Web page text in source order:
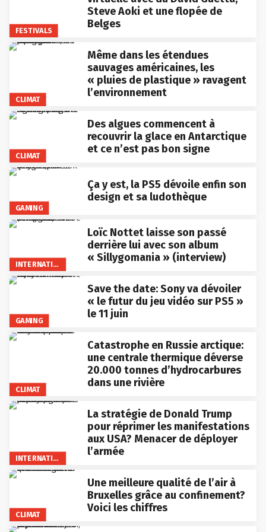
FESTIVALS
Steve Aoki et une flopée de
Belges
CLIMAT
Même dans les étendues
sauvages américaines, les
« pluies de plastique » ravagent
l’environnement
CLIMAT
Des algues commencent à
recouvrir la glace en Antarctique
et ce n’est pas bon signe
GAMING
Ça y est, la PS5 dévoile enfin son
design et sa ludothèque
INTERNATIONAL
Loïc Nottet laisse son passé
derrière lui avec son album
« Sillygomania » (interview)
GAMING
Save the date: Sony va dévoiler
« le futur du jeu vidéo sur PS5 »
le 11 juin
CLIMAT
Catastrophe en Russie arctique:
une centrale thermique déverse
20.000 tonnes d’hydrocarbures
dans une rivière
INTERNATIONAL
La stratégie de Donald Trump
pour réprimer les manifestations
aux USA? Menacer de déployer
l’armée
CLIMAT
Une meilleure qualité de l’air à
Bruxelles grâce au confinement?
Voici les chiffres